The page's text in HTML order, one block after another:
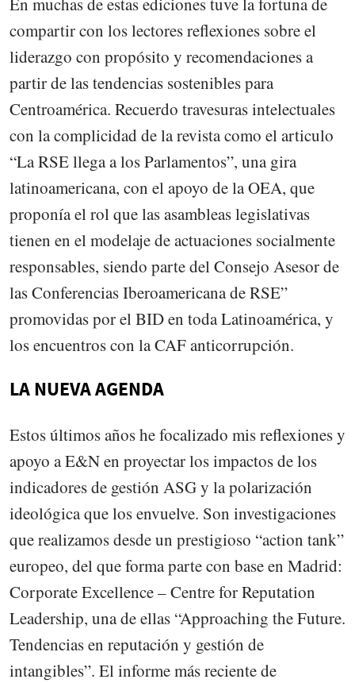
compartir con los lectores reflexiones sobre el
liderazgo con propósito y recomendaciones a
partir de las tendencias sostenibles para
Centroamérica. Recuerdo travesuras intelectuales
con la complicidad de la revista como el articulo
“La RSE llega a los Parlamentos”, una gira
latinoamericana, con el apoyo de la OEA, que
proponía el rol que las asambleas legislativas
tienen en el modelaje de actuaciones socialmente
responsables, siendo parte del Consejo Asesor de
las Conferencias Iberoamericana de RSE”
promovidas por el BID en toda Latinoamérica, y
los encuentros con la CAF anticorrupción.
LA NUEVA AGENDA
Estos últimos años he focalizado mis reflexiones y
apoyo a E&N en proyectar los impactos de los
indicadores de gestión ASG y la polarización
ideológica que los envuelve. Son investigaciones
que realizamos desde un prestigioso “action tank”
europeo, del que forma parte con base en Madrid:
Corporate Excellence – Centre for Reputation
Leadership, una de ellas “Approaching the Future.
Tendencias en reputación y gestión de
intangibles”. El informe más reciente de